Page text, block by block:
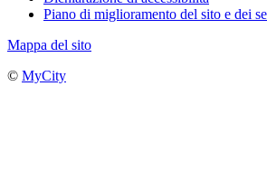
Piano di miglioramento del sito e dei
Mappa del sito
© MyCity